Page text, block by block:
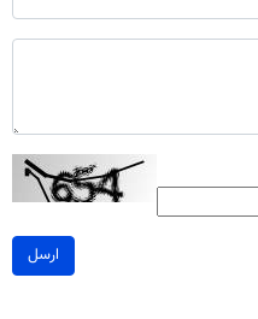
ارسل